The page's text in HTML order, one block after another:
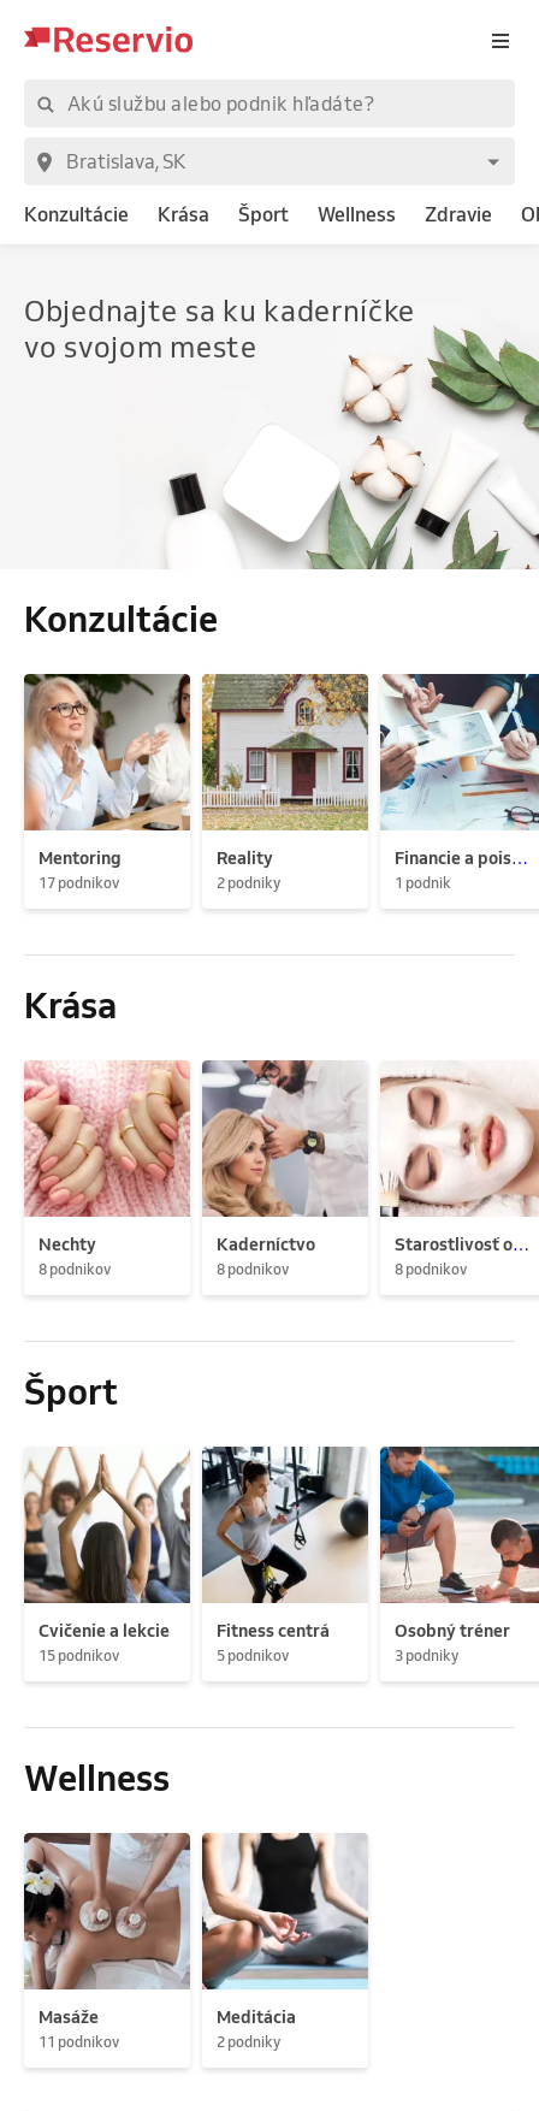
Konzultácie Krása Šport Wellness Zdravie
Objednajte sa ku kaderníčke
vo svojom meste
Konzultácie
Mentoring
17 podnikov
Reality
2 podniky
Financie a poistenie
1 podnik
Krása
Nechty
8 podnikov
Kaderníctvo
8 podnikov
Starostlivosť o pleť
8 podnikov
Šport
Cvičenie a lekcie
15 podnikov
Fitness centrá
5 podnikov
Osobný tréner
3 podniky
Wellness
Masáže
11 podnikov
Meditácia
2 podniky